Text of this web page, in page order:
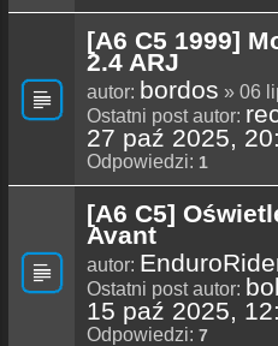
[A6 C5 1999]
2.4 ARJ
autor: bordos » 06
Ostatni post autor:
27 paź 2025,
Odpowiedzi: 1
[A6 C5]
Avant
autor:
Ostatni post autor:
15 paź 2025,
Odpowiedzi: 7